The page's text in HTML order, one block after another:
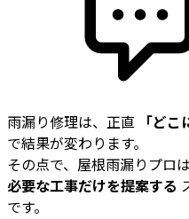
雨漏り修理は、正直 「ど
で結果が変わります。
その点で、屋根雨漏りプロは
必要な工事だけを提案する
です。